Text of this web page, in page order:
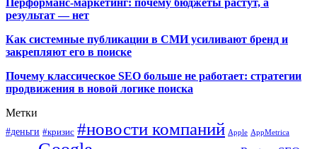
результат — нет
Как системные публикации в СМИ усиливают бренд и
закрепляют его в поиске
Почему классическое SEO больше не работает: стратегии
продвижения в новой логике поиска
Метки
#деньги #кризис #новости компаний Apple AppMetrica